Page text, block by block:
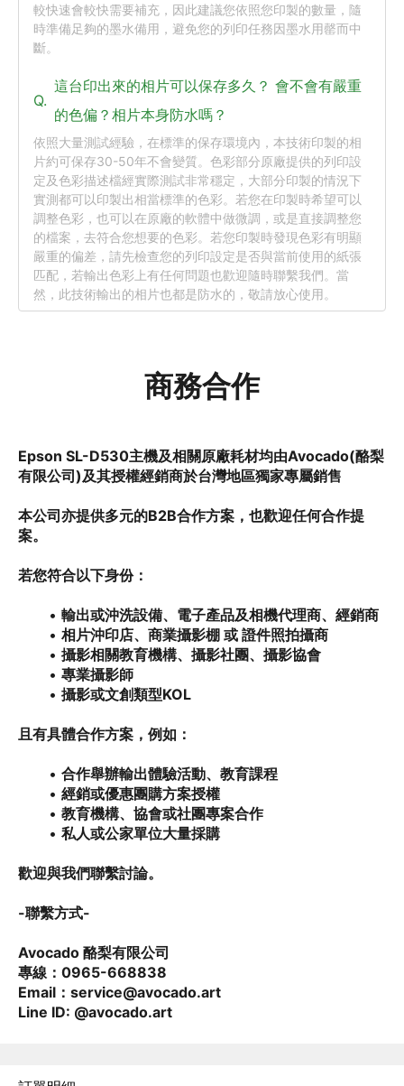
較快速會較快需要補充，因此建議您依照您印製的數量，隨
時準備足夠的墨水備用，避免您的列印任務因墨水用罄而中
斷。
Q.
這台印出來的相片可以保存多久？ 會不會有嚴重
的色偏？相片本身防水嗎？
依照大量測試經驗，在標準的保存環境內，本技術印製的相
片約可保存30-50年不會變質。色彩部分原廠提供的列印設
定及色彩描述檔經實際測試非常穩定，大部分印製的情況下
實測都可以印製出相當標準的色彩。若您在印製時希望可以
調整色彩，也可以在原廠的軟體中做微調，或是直接調整您
的檔案，去符合您想要的色彩。若您印製時發現色彩有明顯
嚴重的偏差，請先檢查您的列印設定是否與當前使用的紙張
匹配，若輸出色彩上有任何問題也歡迎隨時聯繫我們。當
然，此技術輸出的相片也都是防水的，敬請放心使用。
商務合作
Epson SL-D530主機及相關原廠耗材均由Avocado(酪梨
有限公司)及其授權經銷商於台灣地區獨家專屬銷售
本公司亦提供多元的B2B合作方案，也歡迎任何合作提
案。
若您符合以下身份：
輸出或沖洗設備、電子產品及相機代理商、經銷商
相片沖印店、商業攝影棚 或 證件照拍攝商
攝影相關教育機構、攝影社團、攝影協會
專業攝影師
攝影或文創類型KOL
且有具體合作方案，例如：
合作舉辦輸出體驗活動、教育課程
經銷或優惠團購方案授權
教育機構、協會或社團專案合作
私人或公家單位大量採購
歡迎與我們聯繫討論。
-聯繫方式-
Avocado 酪梨有限公司
專線：0965-668838
Email：service@avocado.art
Line ID: @avocado.art